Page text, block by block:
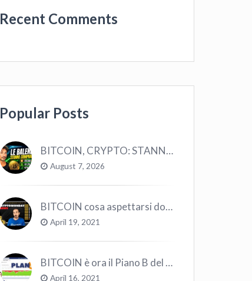
Recent Comments
Popular Posts
BITCOIN, CRYPTO: STANNO COMPRANDO TUTTI (GUARDA QUESTI DATI), EPPURE…
August 7, 2026
BITCOIN cosa aspettarsi dopo il “Crollo”? – CryptoMonday NEWS w16/’21
April 19, 2021
BITCOIN è ora il Piano B del Mondo
April 16, 2021